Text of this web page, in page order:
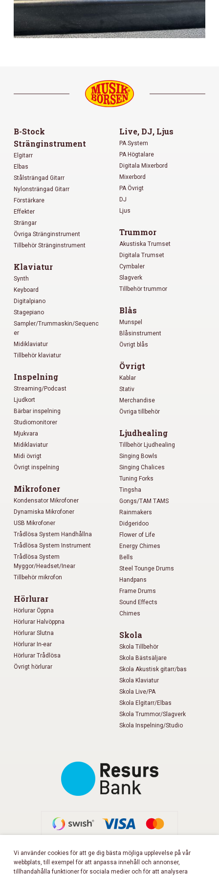
B-Stock
Stränginstrument
Elgitarr
Elbas
Stålsträngad Gitarr
Nylonsträngad Gitarr
Förstärkare
Effekter
Strängar
Övriga Stränginstrument
Tillbehör Stränginstrument
Klaviatur
Synth
Keyboard
Digitalpiano
Stagepiano
Sampler/Trummaskin/Sequenc
er
Midiklaviatur
Tillbehör klaviatur
Inspelning
Streaming/Podcast
Ljudkort
Bärbar inspelning
Studiomonitorer
Mjukvara
Midiklaviatur
Midi övrigt
Övrigt inspelning
Mikrofoner
Kondensator Mikrofoner
Dynamiska Mikrofoner
USB Mikrofoner
Trådlösa System Handhållna
Trådlösa System Instrument
Trådlösa System
Myggor/Headset/Inear
Tillbehör mikrofon
Hörlurar
Hörlurar Öppna
Hörlurar Halvöppna
Hörlurar Slutna
Hörlurar In-ear
Hörlurar Trådlösa
Övrigt hörlurar
Live, DJ, Ljus
PA System
PA Högtalare
Digitala Mixerbord
Mixerbord
PA Övrigt
DJ
Ljus
Trummor
Akustiska Trumset
Digitala Trumset
Cymbaler
Slagverk
Tillbehör trummor
Blås
Munspel
Blåsinstrument
Övrigt blås
Övrigt
Kablar
Stativ
Merchandise
Övriga tillbehör
Ljudhealing
Tillbehör Ljudhealing
Singing Bowls
Singing Chalices
Tuning Forks
Tingsha
Gongs/TAM TAMS
Rainmakers
Didgeridoo
Flower of Life
Energy Chimes
Bells
Steel Tounge Drums
Handpans
Frame Drums
Sound Effects
Chimes
Skola
Skola Tillbehör
Skola Bästsäljare
Skola Akustisk gitarr/bas
Skola Klaviatur
Skola Live/PA
Skola Elgitarr/Elbas
Skola Trummor/Slagverk
Skola Inspelning/Studio
FÖLJ OSS PÅ FACEBOOK!
Vi använder cookies för att ge dig bästa möjliga upplevelse på vår
webbplats, till exempel för att anpassa innehåll och annonser,
tillhandahålla funktioner för sociala medier och för att analysera